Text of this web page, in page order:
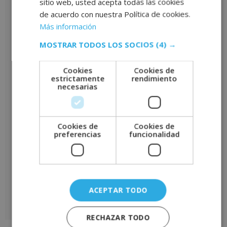
Añade una valoración
Tu puntuación*
Correo electrónico*
de acuerdo con nuestra Política de cookies.
Más información
MOSTRAR TODOS LOS SOCIOS (4) →
Cookies
estrictamente
necesarias
Cookies de
rendimiento
Cookies de
preferencias
Cookies de
funcionalidad
ACEPTAR TODO
RECHAZAR TODO